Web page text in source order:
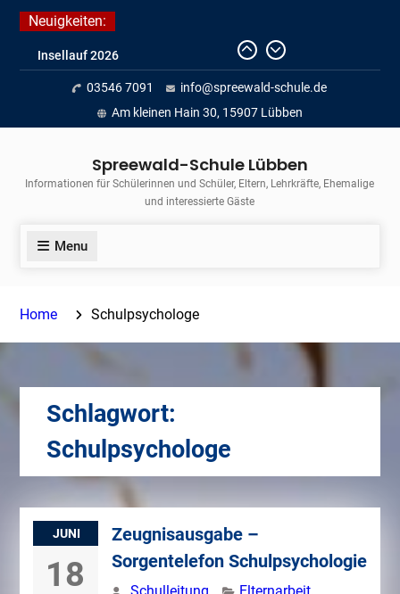
Skip
content
Neuigkeiten:
Fortführung des verkürzten
Unterrichts aufgrund der hohen
Temperaturen (22.06. bis
voraussichtlich zum 26.06.2026)
Journalismus hautnah
Insellauf 2026
03546 7091
info@spreewald-schule.de
Am kleinen Hain 30, 15907 Lübben
Spreewald-Schule Lübben
Informationen für Schülerinnen und Schüler, Eltern, Lehrkräfte, Ehemalige
und interessierte Gäste
Menu
Home Schulpsychologe
Schlagwort:
Schulpsychologe
JUNI
18
Zeugnisausgabe –
Sorgentelefon Schulpsychologie